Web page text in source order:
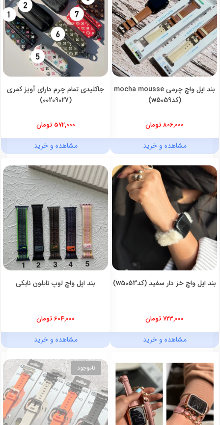
بند اپل واچ چرمی mocha mousse
(کدw5059)
806,000 تومان
مشاهده و خرید
جاکلیدی تمام چرم دارای آویز کمری
(00209027)
572,000 تومان
مشاهده و خرید
بند اپل واچ خز دار سفید (کدw5053)
723,000 تومان
مشاهده و خرید
بند اپل واچ لوپ نایلون نایکی
604,000 تومان
مشاهده و خرید
ناموجود